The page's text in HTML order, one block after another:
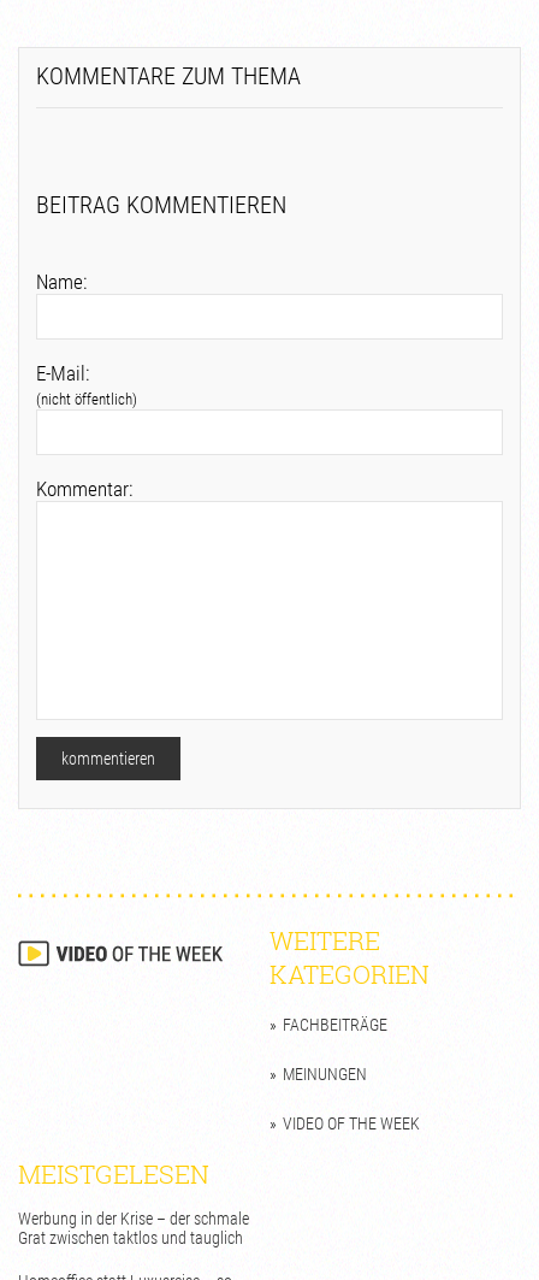
KOMMENTARE ZUM THEMA
BEITRAG KOMMENTIEREN
Name:
E-Mail:
(nicht öffentlich)
Kommentar:
WEITERE
KATEGORIEN
FACHBEITRÄGE
MEINUNGEN
VIDEO OF THE WEEK
MEISTGELESEN
Werbung in der Krise – der schmale
Grat zwischen taktlos und tauglich